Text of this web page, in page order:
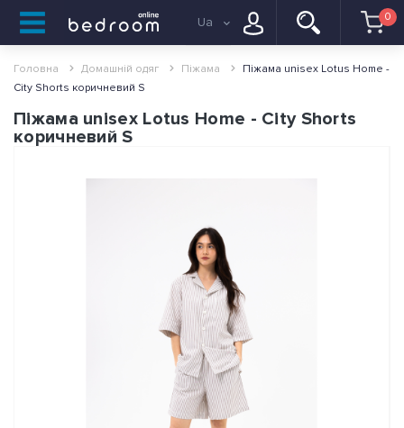
Ua 0
Головна Домашній одяг Піжама
Піжама unisex Lotus Home -
City Shorts коричневий S
Піжама unisex Lotus Home - City Shorts
коричневий S